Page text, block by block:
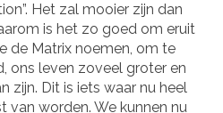
Het zal mooier zijn dan
is het zo goed om eruit
de Matrix noemen, om te
ons leven zoveel groter en
zijn. Dit is iets waar nu heel
van worden. We kunnen nu